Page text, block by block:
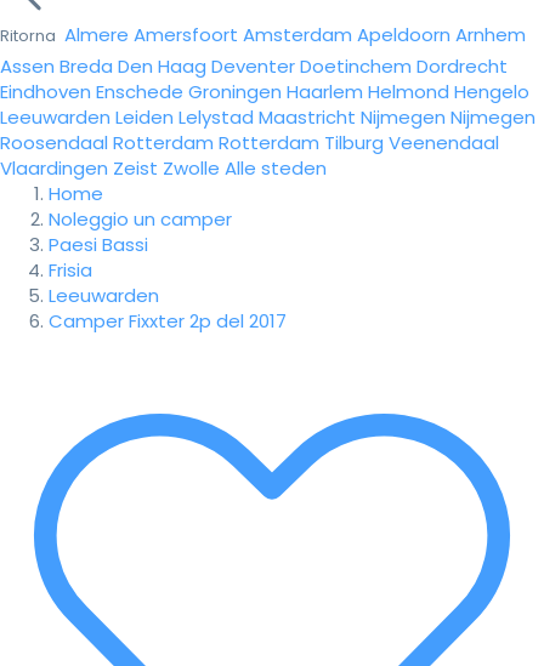
Ritorna Almere Amersfoort Amsterdam Apeldoorn Arnhem
Assen Breda Den Haag DeventerDoetinchem Dordrecht
Eindhoven Enschede Groningen Haarlem Helmond Hengelo
Leeuwarden Leiden Lelystad Maastricht Nijmegen Nijmegen
Roosendaal Rotterdam Rotterdam Tilburg Veenendaal
Vlaardingen Zeist Zwolle Alle steden
Home
Noleggio un camper
Paesi Bassi
Frisia
Leeuwarden
Camper Fixxter 2p del 2017